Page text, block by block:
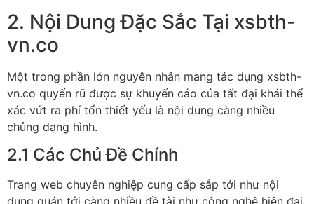
2. Nội Dung Đặc Sắc Tại xsbth-
vn.co
Một trong phần lớn nguyên nhân mang tác dụng xsbth-
vn.co quyến rũ được sự khuyến cáo của tất đại khái thể
xác vứt ra phí tổn thiết yếu là nội dung càng nhiều
chủng dạng hình.
2.1 Các Chủ Đề Chính
Trang web chuyên nghiệp cung cấp sắp tới như nội